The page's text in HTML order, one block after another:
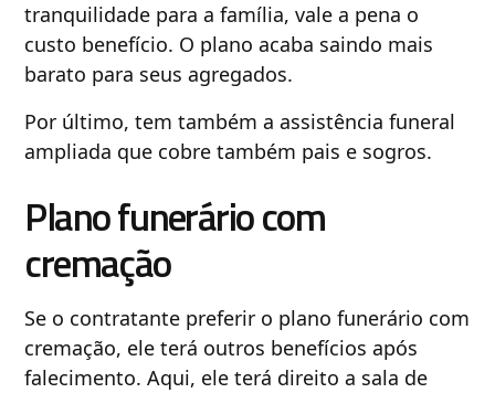
tranquilidade para a família, vale a pena o
custo benefício. O plano acaba saindo mais
barato para seus agregados.
Por último, tem também a assistência funeral
ampliada que cobre também pais e sogros.
Plano funerário com
cremação
Se o contratante preferir o plano funerário com
cremação, ele terá outros benefícios após
falecimento. Aqui, ele terá direito a sala de